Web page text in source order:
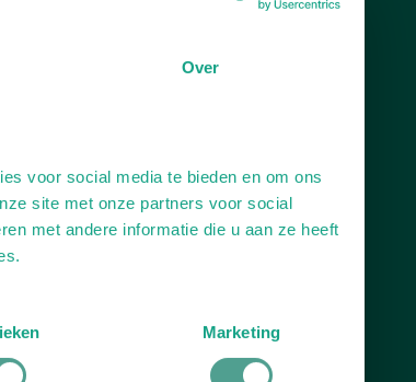
Over
voor social media te bieden en om ons
site met onze partners voor social
met andere informatie die u aan ze heeft
Marketing
Plan je route